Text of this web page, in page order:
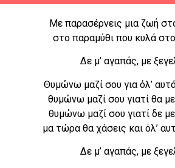
Με παρασέρνεις μια ζωή
στο παραμύθι που κυλά
Δε μ’ αγαπάς, με
Θυμώνω μαζί σου για όλ’
θυμώνω μαζί σου γιατί θα
θυμώνω μαζί σου γιατί δε
μα τώρα θα χάσεις και όλ’
Δε μ’ αγαπάς, με